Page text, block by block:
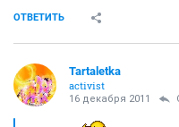
ОТВЕТИТЬ
Tartaletka
activist
16 декабря 2011